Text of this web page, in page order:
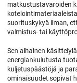
matkustustavaroiden
suorituskykyä ilman,
valmistus- tai
Sen alhainen
energiankulutusta
kuljetuspäästöjä ja
ominaisuudet sopivat